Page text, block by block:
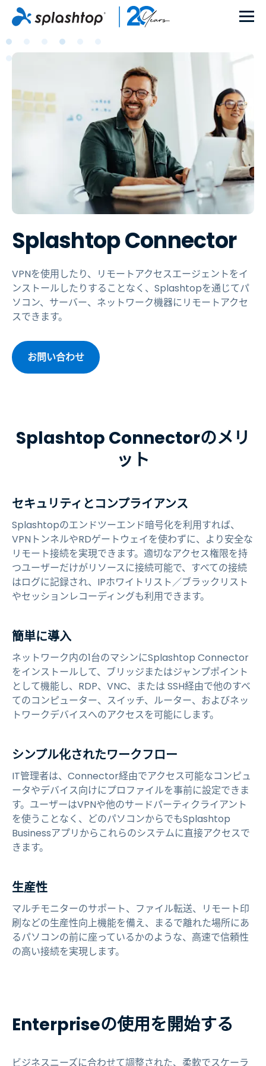
Splashtop Connector
VPNを使用したり、リモートアクセスエージェントをイ
ンストールしたりすることなく、Splashtopを通じてパ
ソコン、サーバー、ネットワーク機器にリモートアクセ
スできます。
お問い合わせ
Splashtop Connectorのメリ
ット
セキュリティとコンプライアンス
Splashtopのエンドツーエンド暗号化を利用すれば、
VPNトンネルやRDゲートウェイを使わずに、より安全な
リモート接続を実現できます。適切なアクセス権限を持
つユーザーだけがリソースに接続可能で、すべての接続
はログに記録され、IPホワイトリスト／ブラックリスト
やセッションレコーディングも利用できます。
簡単に導入
ネットワーク内の1台のマシンにSplashtop Connector
をインストールして、ブリッジまたはジャンプポイント
として機能し、RDP、VNC、または SSH経由で他のすべ
てのコンピューター、スイッチ、ルーター、およびネッ
トワークデバイスへのアクセスを可能にします。
シンプル化されたワークフロー
IT管理者は、Connector経由でアクセス可能なコンピュ
ータやデバイス向けにプロファイルを事前に設定できま
す。ユーザーはVPNや他のサードパーティクライアント
を使うことなく、どのパソコンからでもSplashtop
Businessアプリからこれらのシステムに直接アクセスで
きます。
生産性
マルチモニターのサポート、ファイル転送、リモート印
刷などの生産性向上機能を備え、まるで離れた場所にあ
るパソコンの前に座っているかのような、高速で信頼性
の高い接続を実現します。
Enterpriseの使用を開始する
ビジネスニーズに合わせて調整された、柔軟でスケーラ